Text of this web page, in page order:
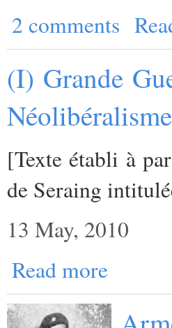
2 comments
(I) Grande
Néolibéralisme
[Texte établi à
de Seraing
13 May, 2010
Read more